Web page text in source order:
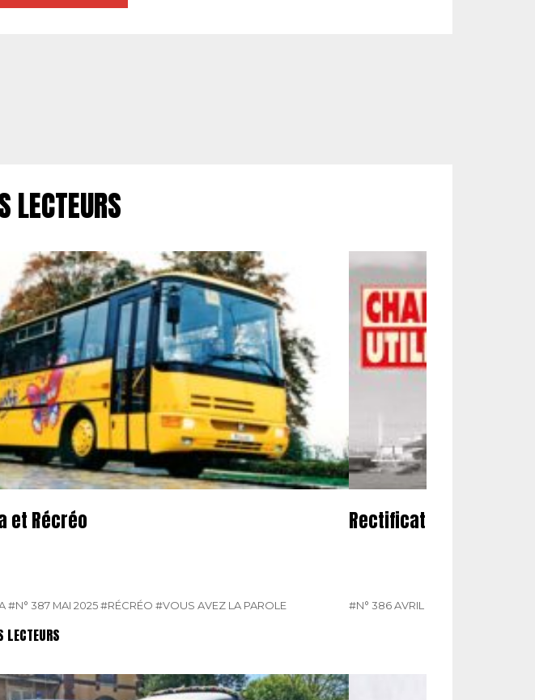
LECTEURS
et Récréo
#N° 387 MAI 2025#RÉCRÉO #VOUS AVEZ LA PAROLE
Rectificatifs
#N° 386 AVRIL 2025
LECTEURS